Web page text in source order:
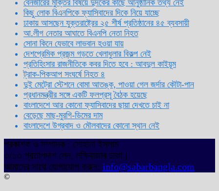
বেনজীরের মুক্তির বিষয়ে দুদকের কাছে আনুষ্ঠানিক তথ্য নেই
কিছু লোক বিএনপিকে ফ্যাসিবাদের দিকে নিয়ে যাচ্ছে
ঢাকায় আসছেন যুক্তরাষ্ট্রের ২৫ শীর্ষ প্রতিষ্ঠানের ৪৫ ব্যবসায়ী
আ.লীগ নেতার আঘাতে বিএনপি নেতা নিহত
সোনা কিনে যেভাবে লাভবান হওয়া যায়
দেশপ্রেমিক প্রজন্ম গড়তে খেলাধুলার বিকল্প নেই
প্রতিহিংসার রাজনীতিকে কবর দিতে হবে : আবদুল কাইয়ূম
ট্রাক-পিকআপ সংঘর্ষে নিহত ৪
দুই মেট্রো স্টেশনে বোমা আতঙ্ক, পাওয়া গেল জর্দার কৌটা-পান
প্রধানমন্ত্রীর সঙ্গে একটি ফলপ্রসূ বৈঠক হয়েছে
বাংলাদেশে আর কোনো ফ্যাসিবাদের ছায়া দেখতে চাই না
বেড়েছে মাছ-মুরগি-ডিমের দাম
বাংলাদেশে উগ্রবাদ ও মৌলবাদের কোনো স্থান নেই
প্রকাশক ও সম্পাদক : সোহানা ইসলাম
৩/১৩ প্রতাপদাশ লেন, লক্ষিবাজার ঢাকা।
আমাদের সাথে যোগাযোগ করুন: info@sabarbangla.com
©